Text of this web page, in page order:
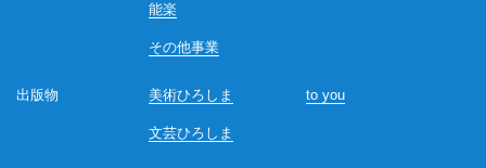
能楽
その他事業
出版物 美術ひろしま
文芸ひろしま
to you